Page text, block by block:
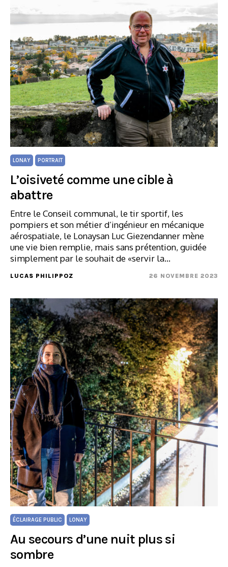
LONAY PORTRAIT
L’oisiveté comme une cible à
abattre
Entre le Conseil communal, le tir sportif, les
pompiers et son métier d’ingénieur en mécanique
aérospatiale, le Lonaysan Luc Giezendanner mène
une vie bien remplie, mais sans prétention, guidée
simplement par le souhait de «servir la…
LUCAS PHILIPPOZ 26 NOVEMBRE 2023
ÉCLAIRAGE PUBLIC LONAY
Au secours d’une nuit plus si
sombre